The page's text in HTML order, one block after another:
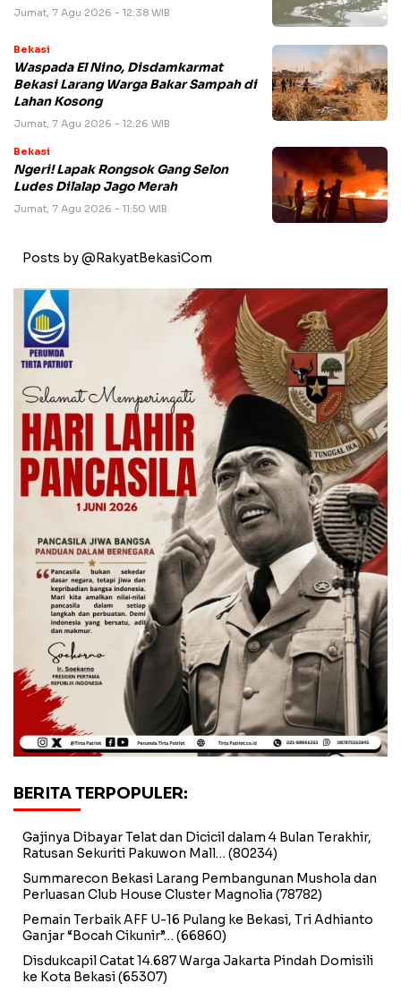
Jumat, 7 Agu 2026 - 12:38 WIB
Bekasi
Waspada El Nino, Disdamkarmat
Bekasi Larang Warga Bakar Sampah di
Lahan Kosong
Jumat, 7 Agu 2026 - 12:26 WIB
Bekasi
Ngeri! Lapak Rongsok Gang Selon
Ludes Dilalap Jago Merah
Jumat, 7 Agu 2026 - 11:50 WIB
Posts by @RakyatBekasiCom
BERITA TERPOPULER:
Gajinya Dibayar Telat dan Dicicil dalam 4 Bulan Terakhir,
Ratusan Sekuriti Pakuwon Mall… (80234)
Summarecon Bekasi Larang Pembangunan Mushola dan
Perluasan Club House Cluster Magnolia (78782)
Pemain Terbaik AFF U-16 Pulang ke Bekasi, Tri Adhianto
Ganjar “Bocah Cikunir”… (66860)
Disdukcapil Catat 14.687 Warga Jakarta Pindah Domisili
ke Kota Bekasi(65307)